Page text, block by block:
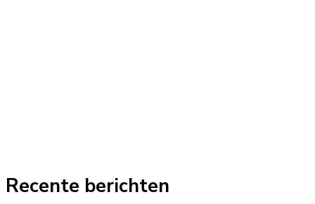
Recente berichten